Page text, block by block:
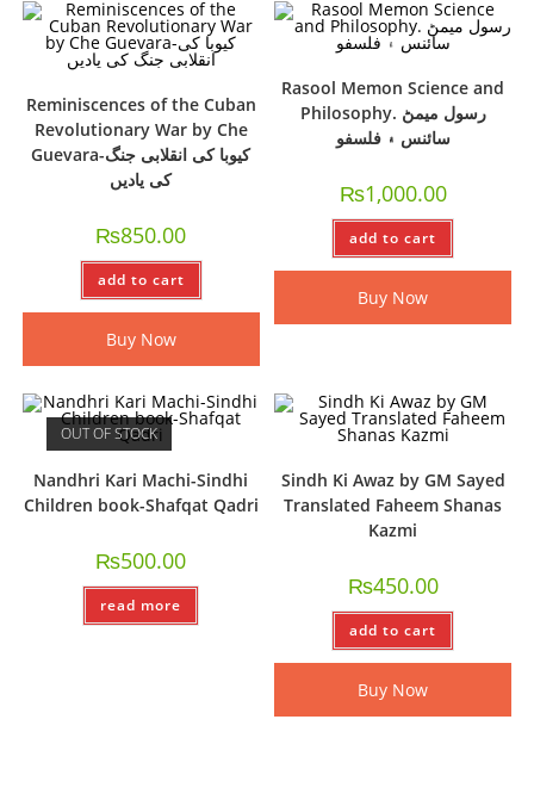
Reminiscences of the Cuban
Revolutionary War by Che
Guevara-کیوبا کی انقلابی جنگ
کی یادیں
₨850.00
add to cart
Buy Now
Rasool Memon Science and
Philosophy. رسول ميمڻ
سائنس ۽ فلسفو
₨1,000.00
add to cart
Buy Now
OUT OF STOCK
Nandhri Kari Machi-Sindhi
Children book-Shafqat Qadri
₨500.00
read more
Sindh Ki Awaz by GM Sayed
Translated Faheem Shanas
Kazmi
₨450.00
add to cart
Buy Now